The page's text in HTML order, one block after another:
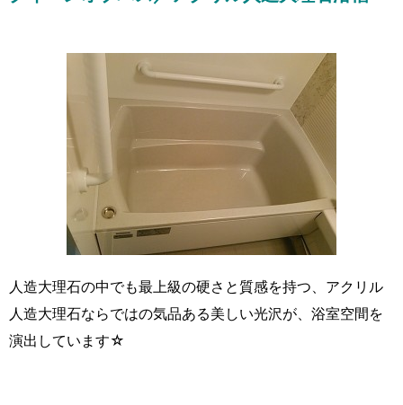
人造大理石の中でも最上級の硬さと質感を持つ、アクリル
人造大理石ならではの気品ある美しい光沢が、浴室空間を
演出しています☆